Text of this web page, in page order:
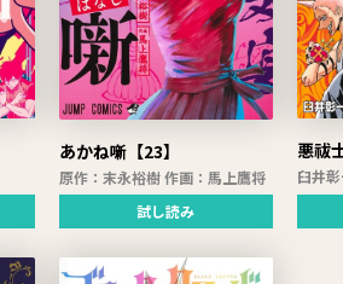
あかね噺【23】
原作：末永裕樹 作画：馬上鷹将
試し読み
悪祓
臼井